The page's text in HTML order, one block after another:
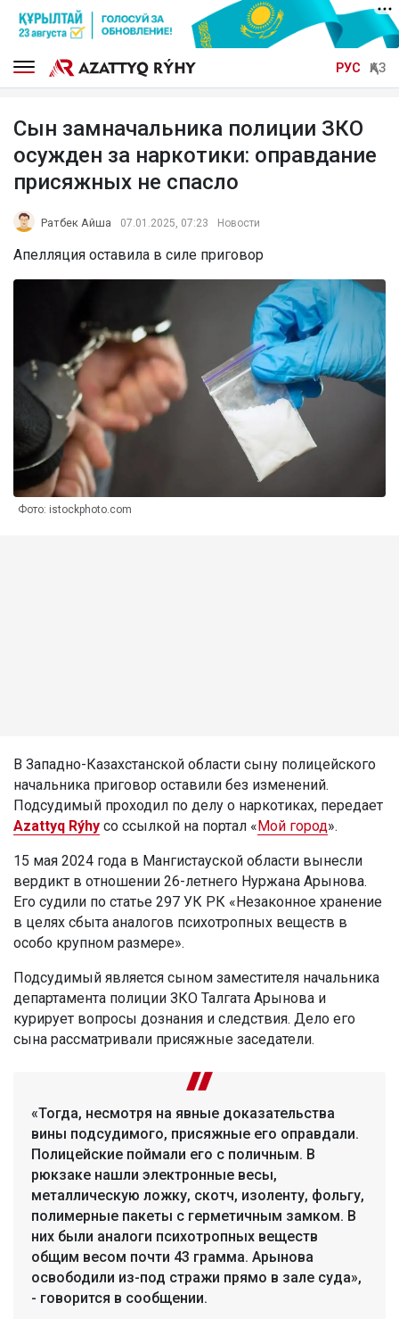
РУС ҚАЗ
Сын замначальника полиции ЗКО
осужден за наркотики: оправдание
присяжных не спасло
Ратбек Айша 07.01.2025, 07:23 Новости
Апелляция оставила в силе приговор
Фото: istockphoto.com
В Западно-Казахстанской области сыну полицейского
начальника приговор оставили без изменений.
Подсудимый проходил по делу о наркотиках, передает
Azattyq Rýhy со ссылкой на портал «Мой город».
15 мая 2024 года в Мангистауской области вынесли
вердикт в отношении 26-летнего Нуржана Арынова.
Его судили по статье 297 УК РК «Незаконное хранение
в целях сбыта аналогов психотропных веществ в
особо крупном размере».
Подсудимый является сыном заместителя начальника
департамента полиции ЗКО Талгата Арынова и
курирует вопросы дознания и следствия. Дело его
сына рассматривали присяжные заседатели.
«Тогда, несмотря на явные доказательства
вины подсудимого, присяжные его оправдали.
Полицейские поймали его с поличным. В
рюкзаке нашли электронные весы,
металлическую ложку, скотч, изоленту, фольгу,
полимерные пакеты с герметичным замком. В
них были аналоги психотропных веществ
общим весом почти 43 грамма. Арынова
освободили из-под стражи прямо в зале суда»,
- говорится в сообщении.